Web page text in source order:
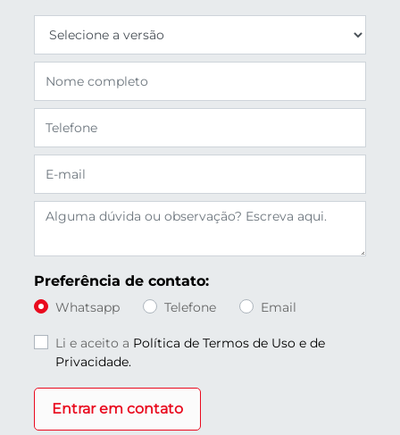
Preferência de contato:
Whatsapp Telefone Email
Li e aceito a Política de Termos de Uso e de
Privacidade.
Entrar em contato